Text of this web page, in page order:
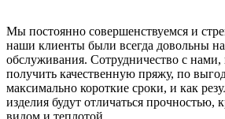
Мы постоянно совершенствуемся и
наши клиенты были всегда довольны
обслуживания. Сотрудничество с нами,
получить качественную пряжу, по
максимально короткие сроки, и как
изделия будут отличаться